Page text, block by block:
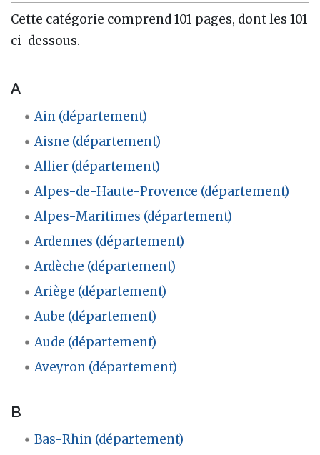
Cette catégorie comprend 101 pages, dont les 101
ci-dessous.
A
Ain (département)
Aisne (département)
Allier (département)
Alpes-de-Haute-Provence (département)
Alpes-Maritimes (département)
Ardennes (département)
Ardèche (département)
Ariège (département)
Aube (département)
Aude (département)
Aveyron (département)
B
Bas-Rhin (département)